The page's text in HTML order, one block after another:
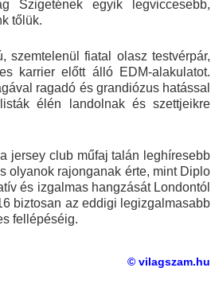
Szigetének egyik legviccesebb,
tőlük.
szemtelenül fiatal olasz testvérpár,
karrier előtt álló EDM-alakulatot.
ragadó és grandiózus hatással
élén landolnak és szettjeikre
jersey club műfaj talán leghíresebb
olyanok rajonganak érte, mint Diplo
és izgalmas hangzását Londontól
biztosan az eddigi legizgalmasabb
fellépéséig.
© vilagszam.hu